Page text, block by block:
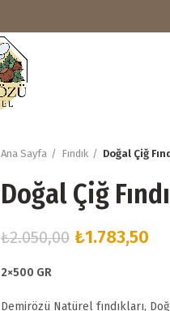
Ana Sayfa Fındık Doğal Çiğ
Doğal Çiğ
₺2.050,00 Orijinal
₺1.783,50
2×500 GR
Demirözü Natürel fındıkları,